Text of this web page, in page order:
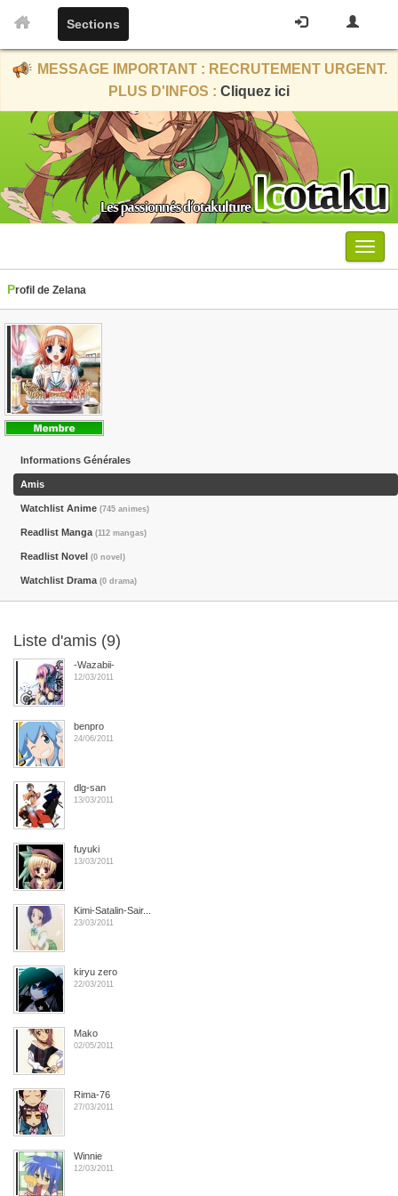
Sections
MESSAGE IMPORTANT : RECRUTEMENT URGENT.
PLUS D'INFOS : Cliquez ici
Menu
Profil de Zelana
Informations Générales
Amis
Watchlist Anime (745 animes)
Readlist Manga (112 mangas)
Readlist Novel (0 novel)
Watchlist Drama (0 drama)
Liste d'amis (9)
-Wazabii-
12/03/2011
benpro
24/06/2011
dlg-san
13/03/2011
fuyuki
13/03/2011
Kimi-Satalin-Sair...
23/03/2011
kiryu zero
22/03/2011
Mako
02/05/2011
Rima-76
27/03/2011
Winnie
12/03/2011